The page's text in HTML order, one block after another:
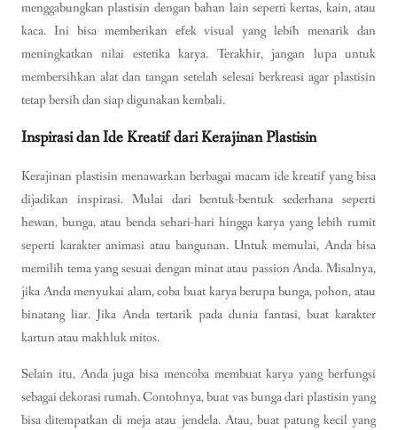
menggabungkan plastisin dengan bahan lain seperti kertas, kain, atau
kaca. Ini bisa memberikan efek visual yang lebih menarik dan
meningkatkan nilai estetika karya. Terakhir, jangan lupa untuk
membersihkan alat dan tangan setelah selesai berkreasi agar plastisin
tetap bersih dan siap digunakan kembali.
Inspirasi dan Ide Kreatif dari Kerajinan Plastisin
Kerajinan plastisin menawarkan berbagai macam ide kreatif yang bisa
dijadikan inspirasi. Mulai dari bentuk-bentuk sederhana seperti
hewan, bunga, atau benda sehari-hari hingga karya yang lebih rumit
seperti karakter animasi atau bangunan. Untuk memulai, Anda bisa
memilih tema yang sesuai dengan minat atau passion Anda. Misalnya,
jika Anda menyukai alam, coba buat karya berupa bunga, pohon, atau
binatang liar. Jika Anda tertarik pada dunia fantasi, buat karakter
kartun atau makhluk mitos.
Selain itu, Anda juga bisa mencoba membuat karya yang berfungsi
sebagai dekorasi rumah. Contohnya, buat vas bunga dari plastisin yang
bisa ditempatkan di meja atau jendela. Atau, buat patung kecil yang